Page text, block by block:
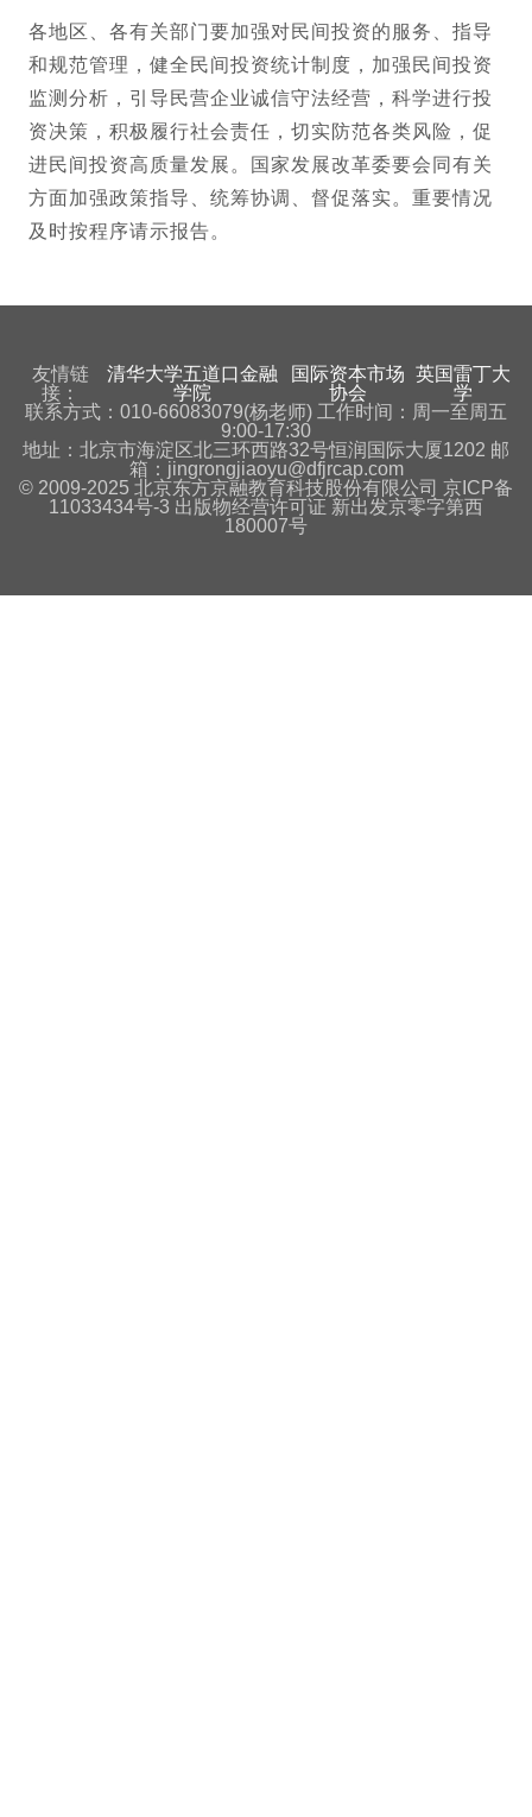
各地区、各有关部门要加强对民间投资的服务、指导
和规范管理，健全民间投资统计制度，加强民间投资
监测分析，引导民营企业诚信守法经营，科学进行投
资决策，积极履行社会责任，切实防范各类风险，促
进民间投资高质量发展。国家发展改革委要会同有关
方面加强政策指导、统筹协调、督促落实。重要情况
及时按程序请示报告。
友情链
接：
清华大学五道口金融
学院
国际资本市场
协会
英国雷丁大
学
联系方式：010-66083079(杨老师) 工作时间：周一至周五
9:00-17:30
地址：北京市海淀区北三环西路32号恒润国际大厦1202 邮
箱：jingrongjiaoyu@dfjrcap.com
© 2009-2025 北京东方京融教育科技股份有限公司 京ICP备
11033434号-3 出版物经营许可证 新出发京零字第西
180007号